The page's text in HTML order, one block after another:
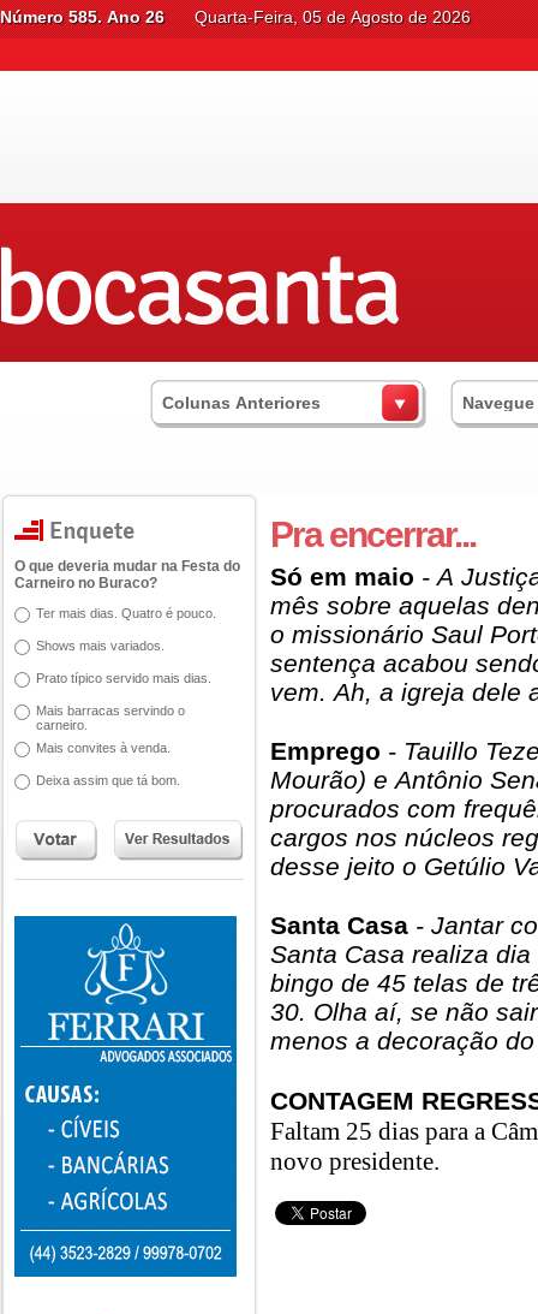
Número 585. Ano 26 Quarta-Feira, 05 de Agosto de 2026
Colunas Anteriores
O que deveria mudar na Festa do
Carneiro no Buraco?
Ter mais dias. Quatro é pouco.
Shows mais variados.
Prato típico servido mais dias.
Mais barracas servindo o
carneiro.
Mais convites à venda.
Deixa assim que tá bom.
Pra encerrar...
Só em maio - A
mês sobre aquelas
o missionário Saul
sentença acabou
vem. Ah, a igreja dele
Emprego - Tauillo
Mourão) e Antônio
procurados com
cargos nos núcleos
desse jeito o Getúlio
Santa Casa - Jantar
Santa Casa realiza
bingo de 45 telas de
30. Olha aí, se não
menos a decoração
CONTAGEM
Faltam 25 dias para a
novo presidente.